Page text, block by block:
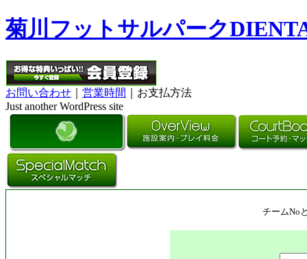
菊川フットサルパーク
お問い合わせ 営業時間
｜お支払方法
Just another WordPress site
チームNo